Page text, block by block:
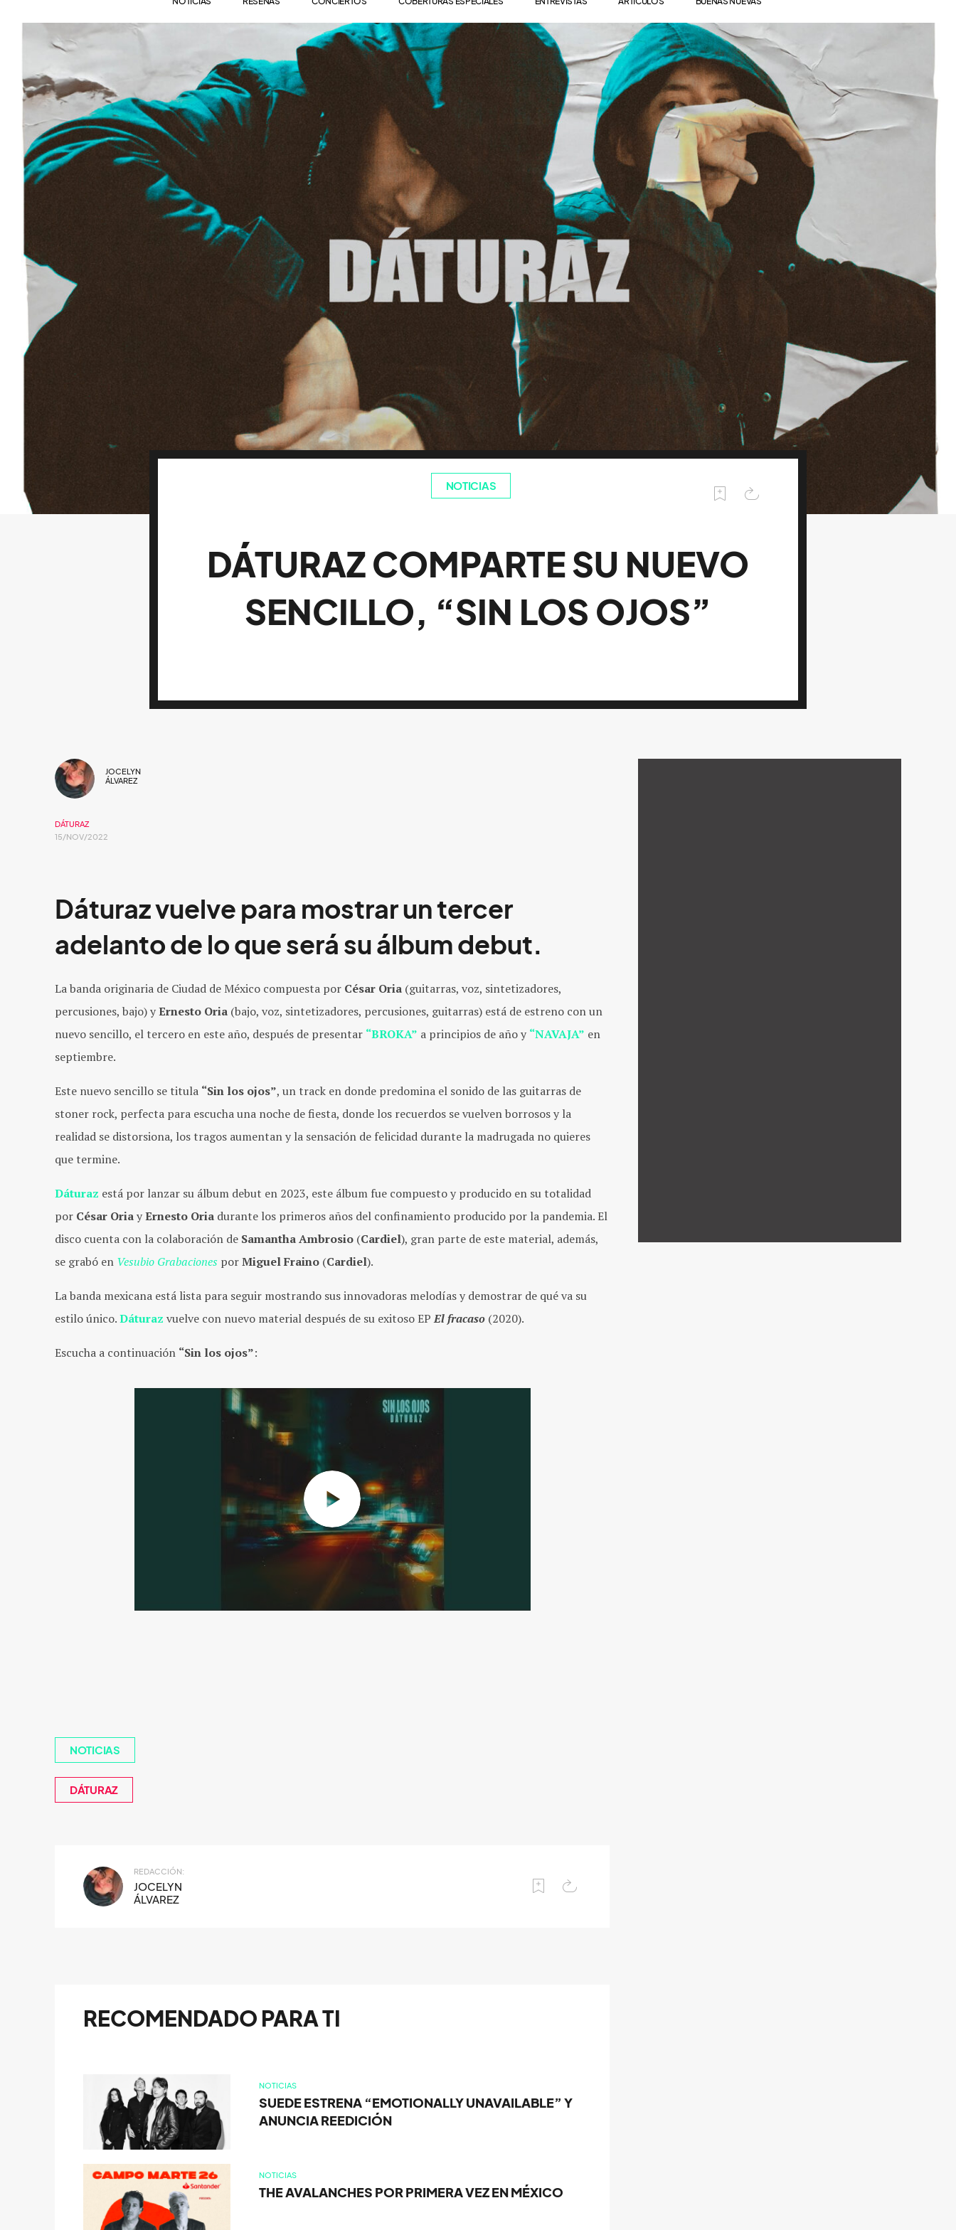
NOTICIAS
DÁTURAZ COMPARTE SU NUEVO
SENCILLO, “SIN LOS OJOS”
JOCELYN
ÁLVAREZ
DÁTURAZ
15/NOV/2022
Dáturaz vuelve para mostrar un tercer
adelanto de lo que será su álbum debut.
La banda originaria de Ciudad de México compuesta por César Oria (guitarras, voz, sintetizadores,
percusiones, bajo) yErnesto Oria (bajo, voz, sintetizadores, percusiones, guitarras) está de estreno con un
nuevo sencillo, el tercero en este año, después de presentar “BROKA” a principios de año y “NAVAJA” en
septiembre.
Este nuevo sencillo se titula “Sin los ojos”, un track en donde predomina el sonido de las guitarras de
stoner rock, perfecta para escucha una noche de fiesta, donde los recuerdos se vuelven borrosos y la
realidad se distorsiona, los tragos aumentan y la sensación de felicidad durante la madrugada no quieres
que termine.
Dáturaz está por lanzar su álbum debut en 2023, este álbum fue compuesto y producido en su totalidad
por César OriayErnesto Oria durante los primeros años del confinamiento producido por la pandemia. El
disco cuenta con la colaboración de Samantha Ambrosio (Cardiel), gran parte de este material, además,
se grabó en Vesubio Grabaciones porMiguel Fraino (Cardiel).
La banda mexicana está lista para seguir mostrando sus innovadoras melodías y demostrar de qué va su
estilo único.Dáturaz vuelve con nuevo material después de su exitoso EPEl fracaso (2020).
Escucha a continuación “Sin los ojos”:
NOTICIAS
DÁTURAZ
REDACCIÓN:
JOCELYN
ÁLVAREZ
RECOMENDADO PARA TI
NOTICIAS
SUEDE ESTRENA “EMOTIONALLY UNAVAILABLE” Y
ANUNCIA REEDICIÓN
NOTICIAS
THE AVALANCHES POR PRIMERA VEZ EN MÉXICO